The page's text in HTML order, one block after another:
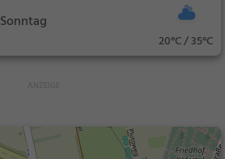
Sonntag
20°C / 35°C